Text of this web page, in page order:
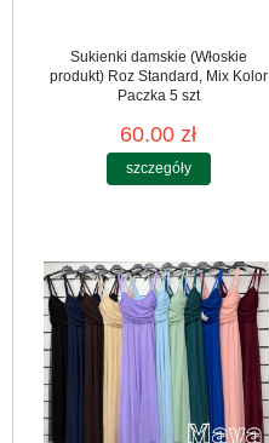
Sukienki damskie (Włoskie
produkt) Roz Standard, Mix Kolor
Paczka 5 szt
60.00 zł
szczegóły